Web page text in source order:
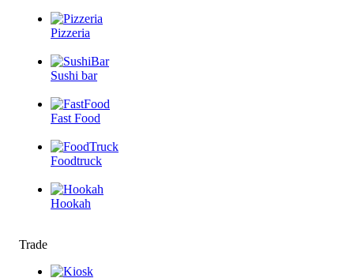
Pizzeria
Sushi bar
Fast Food
Foodtruck
Hookah
Trade